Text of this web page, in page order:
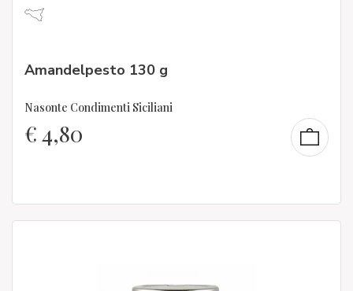
Amandelpesto 130 g
Nasonte Condimenti Siciliani
€4,80